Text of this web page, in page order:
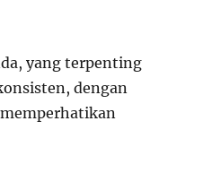
yang terpenting
dengan